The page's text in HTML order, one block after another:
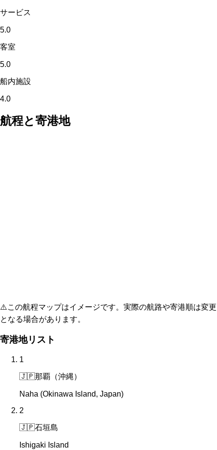
サービス
5.0
客室
5.0
船内施設
4.0
航程と寄港地
⚠️この航程マップはイメージです。実際の航路や寄港順は変更
となる場合があります。
寄港地リスト
1
🇯🇵那覇（沖縄）
Naha (Okinawa Island, Japan)
2
🇯🇵石垣島
Ishigaki Island